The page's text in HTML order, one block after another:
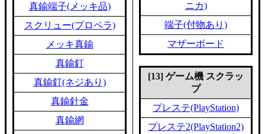
真鍮端子(メッキ品)
スクリュー(プロペラ)
メッキ真鍮
真鍮釘
真鍮釘(ネジあり)
真鍮針金
真鍮網
ニカ)
端子(付物あり)
マザーボード
[13] ゲーム機 スクラッ
プ
プレステ(PlayStation)
プレステ2(PlayStation2)